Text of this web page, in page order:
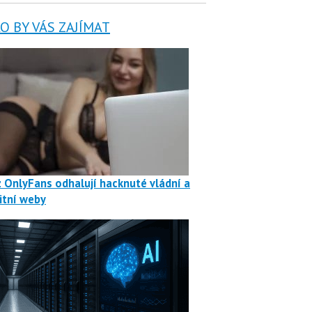
BY VÁS ZAJÍMAT
OnlyFans odhalují hacknuté vládní a
weby